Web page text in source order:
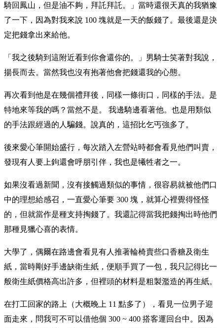
騎回鳳山，但是油不夠，拜託拜託。」當時還很天真的我猶豫
了一下，因為對我來說 100 塊就是一天的飯錢了。最後還是決
定把錢拿出來給他。
「我之後騎到這附近看到你會還你的。」男騎士笑著對我說，
揚長而去。當然我也沒有抱著他會把錢還我的心態。
再次看到他是在幾個禮拜後，同樣一條街口，同樣的手法。是
特地來等我的嗎？當然不是。 我邊騎邊看著他。也是用類似
的手法跟經過的人騙錢。說真的，這招比乞丐強多了。
後來愛心筆開始盛行，每次踏入左營站時都會看見他們叫賣，
發現有人要上鉤還會呼朋引伴，我也是犧牲者之一。
如果沒看過新聞，沒有接觸過類似的事情，很容易就被他們口
中的理想給感召，一直愛心筆要 300 塊，就算心裡覺得怪怪
的，但就當作是種支持掏錢了。我還記得當我把錢掏出時他們
那種見獵心喜的表情。
大學了，偶爾在路邊會看見有人推著輪椅賣些口香糖及衛生
紙，當時剛好手邊缺衛生紙，便順手買了一包，我只記得比一
般衛生紙價格高出許多，但裡頭的材料是粗製濫造的再生紙。
在打工回家的路上（大概晚上 11 點多了），看見一位男子迎
面走來，問我可不可以借他個 300 ~ 400 搭客運回台中。因為